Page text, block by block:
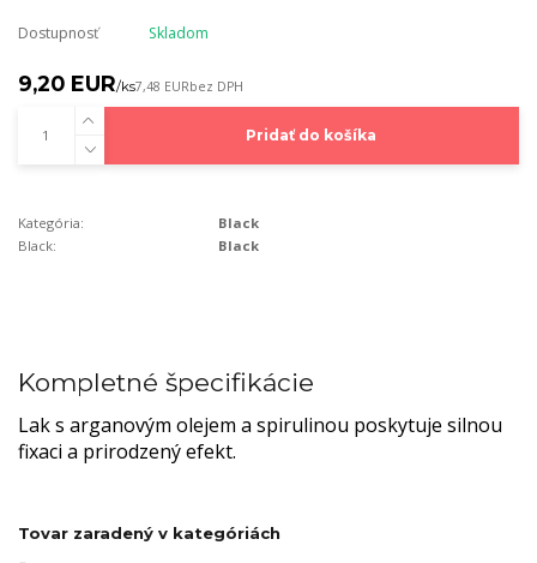
Dostupnosť Skladom
9,20 EUR/ks7,48 EURbez DPH
Pridať do košíka
Kategória:
Black
Black:
Black
Kompletné špecifikácie
Lak s arganovým olejem a spirulinou poskytuje silnou
fixaci a prirodzený efekt.
Tovar zaradený v kategóriách